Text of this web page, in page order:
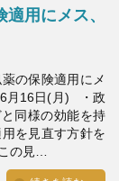
用にメス、
の保険適用にメ
月16日(月) ・政
同様の効能を持
を見直す方針を
の見…